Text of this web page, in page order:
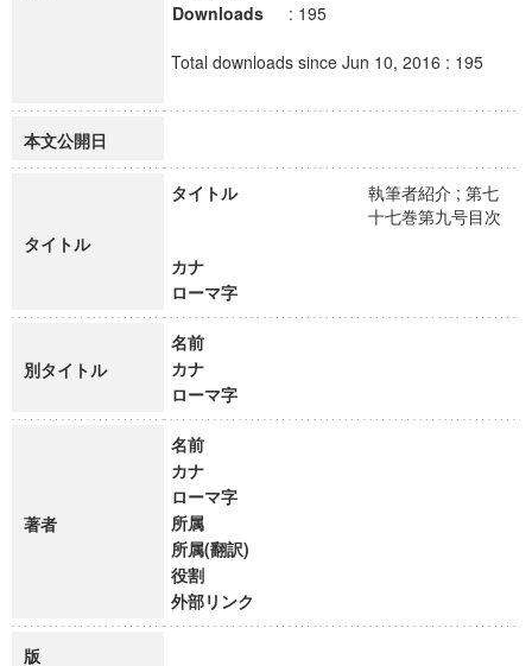
Downloads
: 195
Total downloads since Jun 10, 2016 : 195
本文公開日
タイトル
タイトル
執筆者紹介 ; 第七
十七巻第九号目次
カナ
ローマ字
別タイトル
名前
カナ
ローマ字
著者
名前
カナ
ローマ字
所属
所属(翻訳)
役割
外部リンク
版